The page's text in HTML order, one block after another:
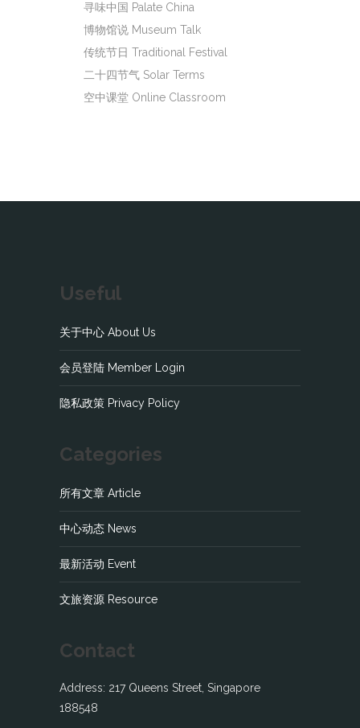
寻味中国 Palate China
博物馆说 Museum Talk
传统节日 Traditional Festival
二十四节气 Solar Terms
空中课堂 Online Classroom
Useful
关于中心 About Us
会员登陆 Member Login
隐私政策 Privacy Policy
Categories
所有文章 Article
中心动态 News
最新活动 Event
文旅资源 Resource
Contact
Address: 217 Queens Street, Singapore
188548